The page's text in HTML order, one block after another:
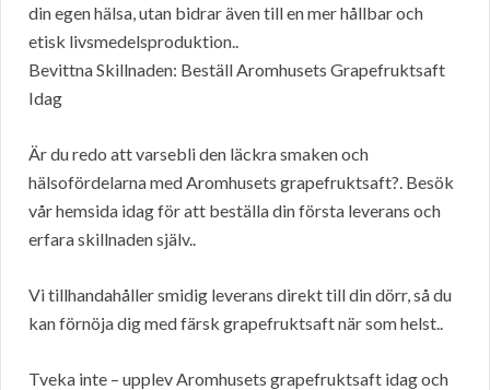
din egen hälsa, utan bidrar även till en mer hållbar och
etisk livsmedelsproduktion..
Bevittna Skillnaden: Beställ Aromhusets Grapefruktsaft
Idag
Är du redo att varsebli den läckra smaken och
hälsofördelarna med Aromhusets grapefruktsaft?. Besök
vår hemsida idag för att beställa din första leverans och
erfara skillnaden själv..
Vi tillhandahåller smidig leverans direkt till din dörr, så du
kan förnöja dig med färsk grapefruktsaft när som helst..
Tveka inte – upplev Aromhusets grapefruktsaft idag och